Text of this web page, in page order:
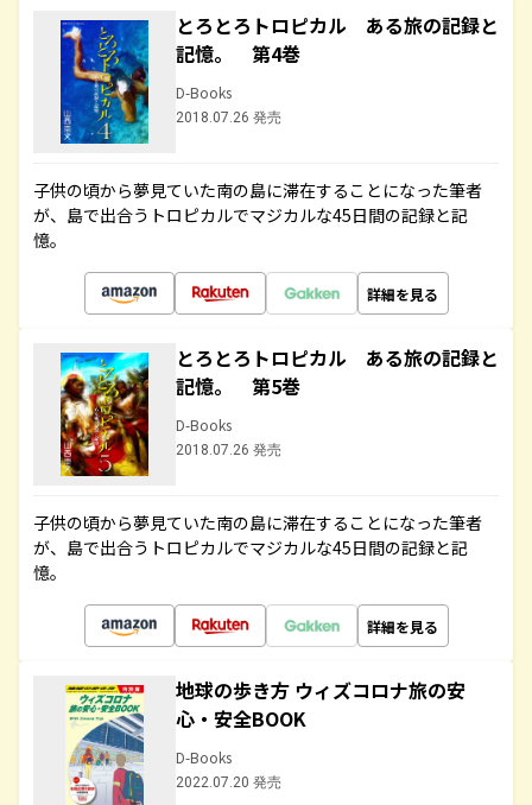
とろとろトロピカル ある旅の記録と
記憶。 第4巻
D-Books
2018.07.26 発売
子供の頃から夢見ていた南の島に滞在することになった筆者
が、島で出合うトロピカルでマジカルな45日間の記録と記
憶。
詳細を見る
とろとろトロピカル ある旅の記録と
記憶。 第5巻
D-Books
2018.07.26 発売
子供の頃から夢見ていた南の島に滞在することになった筆者
が、島で出合うトロピカルでマジカルな45日間の記録と記
憶。
詳細を見る
地球の歩き方 ウィズコロナ旅の安
心・安全BOOK
D-Books
2022.07.20 発売